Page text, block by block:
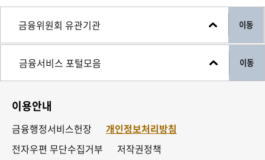
이동
이동
이용안내
금융행정서비스헌장
개인정보처리방침
전자우편 무단수집거부
저작권정책